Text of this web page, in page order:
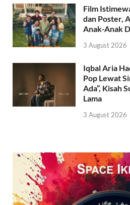
Film
dan Poster,
Anak-Anak
3 August 2026
Iqbal Aria
Pop Lewat
Ada”, Kisah
Lama
3 August 2026